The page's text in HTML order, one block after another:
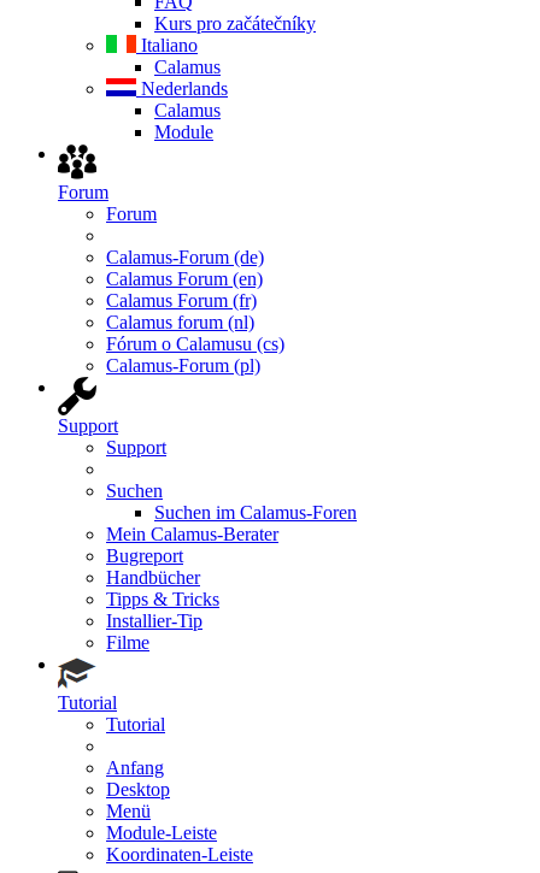
Kurs pro začátečníky
Italiano
Calamus
Nederlands
Calamus
Module
Forum
Forum
Calamus-Forum (de)
Calamus Forum (en)
Calamus Forum (fr)
Calamus forum (nl)
Fórum o Calamusu (cs)
Calamus-Forum (pl)
Support
Support
Suchen
Suchen im Calamus-Foren
Mein Calamus-Berater
Bugreport
Handbücher
Tipps & Tricks
Installier-Tip
Filme
Tutorial
Tutorial
Anfang
Desktop
Menü
Module-Leiste
Koordinaten-Leiste